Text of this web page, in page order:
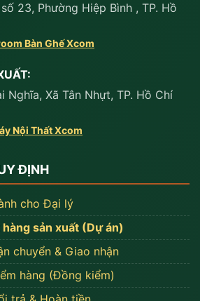
23, Phường Hiệp Bình , TP. Hồ
Bàn Ghế Xcom
Xã Tân Nhựt, TP. Hồ Chí
Nội Thất Xcom
ĐỊNH
cho Đại lý
sản xuất (Dự án)
chuyển & Giao nhận
hàng (Đồng kiểm)